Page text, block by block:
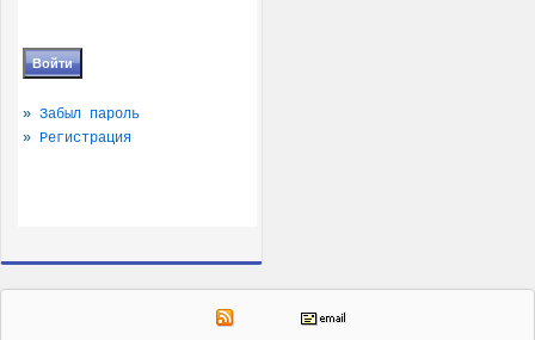
» Забыл пароль
» Регистрация